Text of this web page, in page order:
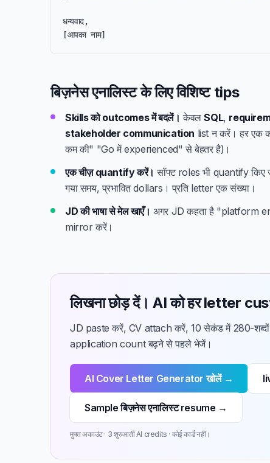
धन्यवाद,
[आपका नाम]
बिज़नेस एनालिस्ट के लिए विशिष्ट tips
Skills को outcomes में बदलें। केवलSQL,
stakeholder communication list न करें। हर एक
कम की" "Go में experienced" से बेहतर है)।
एक चीज़ quantify करें। सॉफ्ट roles भी quantify
गया समय, प्रभावित dollars। प्रति letter एक संख्या।
JD की भाषा से मेल खाएँ। अगर JD कहता है "platform
mirror करें।
लिखना छोड़ दें। AI को हर letter
JD paste करें, CV attach करें, 10 सेकंड में 280-शब्दों
application count बढ़ने से पहले भेजें।
AI Cover Letter Generator खोलें →
Sample बिज़नेस एनालिस्ट resume →
मुफ्त अकाउंट · 3 शुरुआती AI credits · कोई कार्ड नहीं।